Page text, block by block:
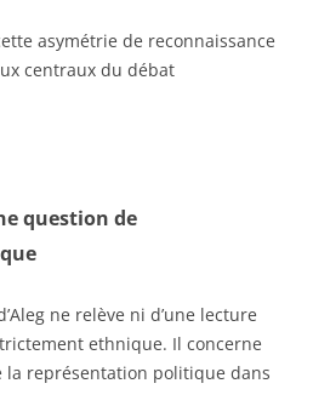
asymétrie de reconnaissance
centraux du débat
question de
ne relève ni d’une lecture
ethnique. Il concerne
représentation politique dans